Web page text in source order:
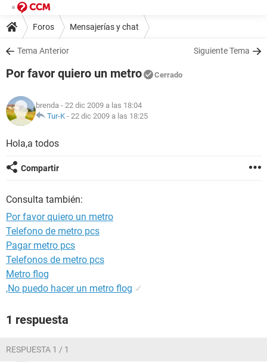
Foros Mensajerías y chat
Tema Anterior Siguiente Tema
Por favor quiero un metro Cerrado
brenda - 22 dic 2009 a las 18:04
Tur-K - 22 dic 2009 a las 18:25
Hola,a todos
Compartir
Consulta también:
Por favor quiero un metro
Telefono de metro pcs
Pagar metro pcs
Telefonos de metro pcs
Metro flog
,No puedo hacer un metro flog ✓
1 respuesta
RESPUESTA 1 / 1